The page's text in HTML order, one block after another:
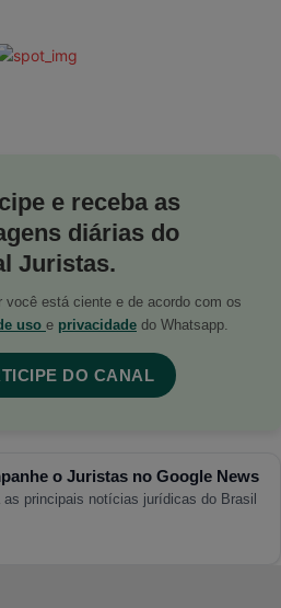
e receba as
diárias do
Juristas.
você está ciente e de acordo com os
uso e privacidade do Whatsapp.
DO CANAL
o Juristas no Google News
as principais notícias jurídicas do Brasil